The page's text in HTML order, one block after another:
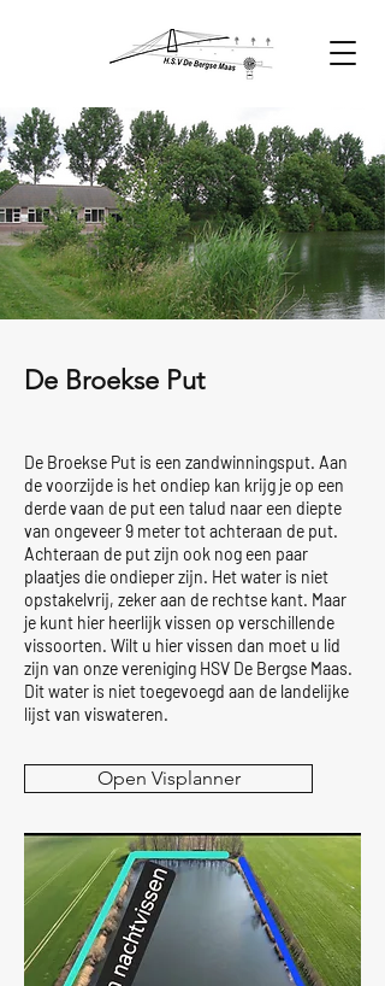
De Broekse Put
De Broekse Put is een zandwinningsput. Aan
de voorzijde is het ondiep kan krijg je op een
derde vaan de put een talud naar een diepte
van ongeveer 9 meter tot achteraan de put.
Achteraan de put zijn ook nog een paar
plaatjes die ondieper zijn. Het water is niet
opstakelvrij, zeker aan de rechtse kant. Maar
je kunt hier heerlijk vissen op verschillende
vissoorten. Wilt u hier vissen dan moet u lid
zijn van onze vereniging HSV De Bergse Maas.
Dit water is niet toegevoegd aan de landelijke
lijst van viswateren.
Open Visplanner